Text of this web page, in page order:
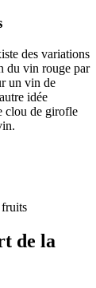
des variations
du vin rouge par
un vin de
idée
clou de girofle
fruits
de la